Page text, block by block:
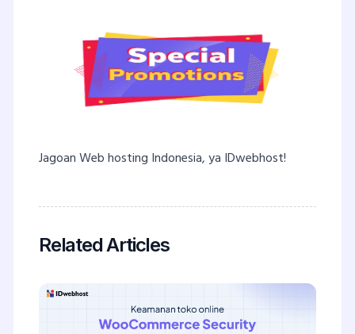
Jagoan Web hosting Indonesia, ya IDwebhost!
Related Articles